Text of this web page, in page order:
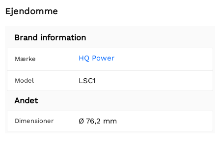
Ejendomme
Brand information
Mærke HQ Power
Model LSC1
Andet
Dimensioner Ø 76,2 mm